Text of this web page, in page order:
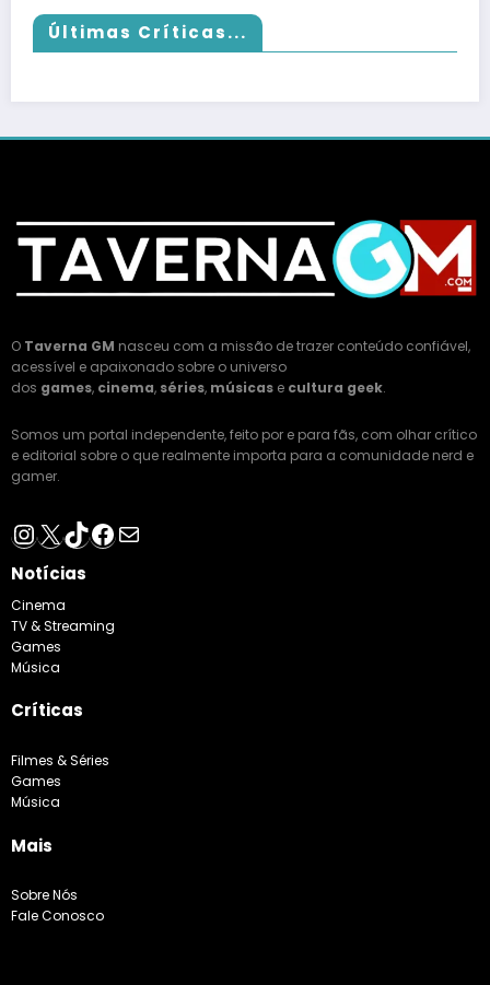
Últimas Críticas...
O Taverna GM nasceu com a missão de trazer conteúdo confiável,
acessível e apaixonado sobre o universo
dos games, cinema, séries, músicas e cultura geek.
Somos um portal independente, feito por e para fãs, com olhar crítico
e editorial sobre o que realmente importa para a comunidade nerd e
gamer.
Instagram
X TikTok
Facebook
E-mail
Notícias
Cinema
TV & Streaming
Games
Música
Críticas
Filmes & Séries
Games
Música
Mais
Sobre Nós
Fale Conosco